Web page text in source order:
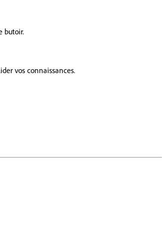
butoir.
vos connaissances.